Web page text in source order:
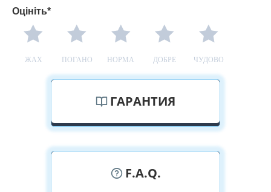
Оцініть*
ЖАХ ПОГАНО НОРМА ДОБРЕ ЧУДОВО
ГАРАНТИЯ
F.A.Q.